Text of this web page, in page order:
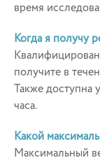
время
Когда я получу
получите в
Также доступна
часа.
Какой
Максимальный